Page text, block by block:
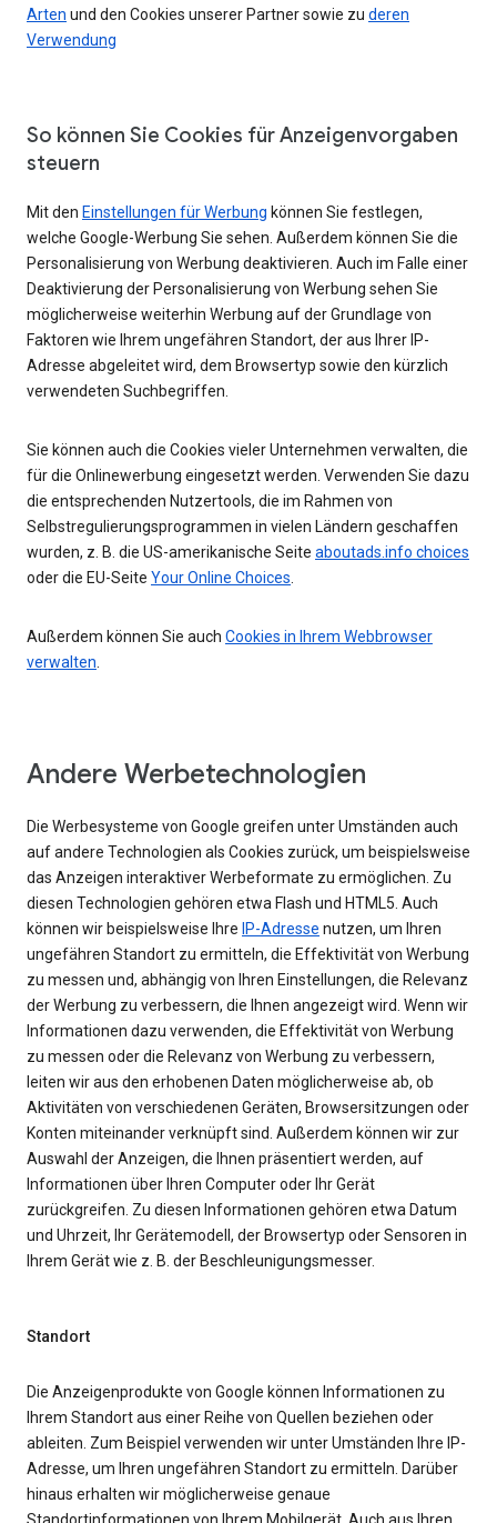
Arten und den Cookies unserer Partner sowie zu deren
Verwendung
So können Sie Cookies für Anzeigenvorgaben
steuern
Mit den Einstellungen für Werbung können Sie festlegen,
welche Google-Werbung Sie sehen. Außerdem können Sie die
Personalisierung von Werbung deaktivieren. Auch im Falle einer
Deaktivierung der Personalisierung von Werbung sehen Sie
möglicherweise weiterhin Werbung auf der Grundlage von
Faktoren wie Ihrem ungefähren Standort, der aus Ihrer IP-
Adresse abgeleitet wird, dem Browsertyp sowie den kürzlich
verwendeten Suchbegriffen.
Sie können auch die Cookies vieler Unternehmen verwalten, die
für die Onlinewerbung eingesetzt werden. Verwenden Sie dazu
die entsprechenden Nutzertools, die im Rahmen von
Selbstregulierungsprogrammen in vielen Ländern geschaffen
wurden, z. B. die US-amerikanische Seite aboutads.info choices
oder die EU-Seite Your Online Choices.
Außerdem können Sie auch Cookies in Ihrem Webbrowser
verwalten.
Andere Werbetechnologien
Die Werbesysteme von Google greifen unter Umständen auch
auf andere Technologien als Cookies zurück, um beispielsweise
das Anzeigen interaktiver Werbeformate zu ermöglichen. Zu
diesen Technologien gehören etwa Flash und HTML5. Auch
können wir beispielsweise Ihre IP-Adresse nutzen, um Ihren
ungefähren Standort zu ermitteln, die Effektivität von Werbung
zu messen und, abhängig von Ihren Einstellungen, die Relevanz
der Werbung zu verbessern, die Ihnen angezeigt wird. Wenn wir
Informationen dazu verwenden, die Effektivität von Werbung
zu messen oder die Relevanz von Werbung zu verbessern,
leiten wir aus den erhobenen Daten möglicherweise ab, ob
Aktivitäten von verschiedenen Geräten, Browsersitzungen oder
Konten miteinander verknüpft sind. Außerdem können wir zur
Auswahl der Anzeigen, die Ihnen präsentiert werden, auf
Informationen über Ihren Computer oder Ihr Gerät
zurückgreifen. Zu diesen Informationen gehören etwa Datum
und Uhrzeit, Ihr Gerätemodell, der Browsertyp oder Sensoren in
Ihrem Gerät wie z. B. der Beschleunigungsmesser.
Standort
Die Anzeigenprodukte von Google können Informationen zu
Ihrem Standort aus einer Reihe von Quellen beziehen oder
ableiten. Zum Beispiel verwenden wir unter Umständen Ihre IP-
Adresse, um Ihren ungefähren Standort zu ermitteln. Darüber
hinaus erhalten wir möglicherweise genaue